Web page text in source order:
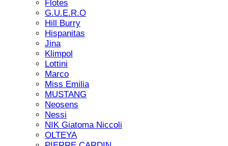
Flotes
G.U.E.R.O
Hill Burry
Hispanitas
Jina
Klimpol
Lottini
Marco
Miss Emilia
MUSTANG
Neosens
Nessi
NIK Giatoma Niccoli
OLTEYA